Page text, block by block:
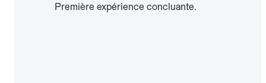
Première expérience concluante.